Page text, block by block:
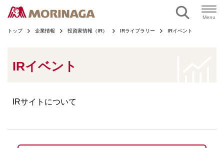
Menu
トップ 企業情報 投資家情報（IR） IRライブラリー IRイベント
IRイベント
IRサイトについて